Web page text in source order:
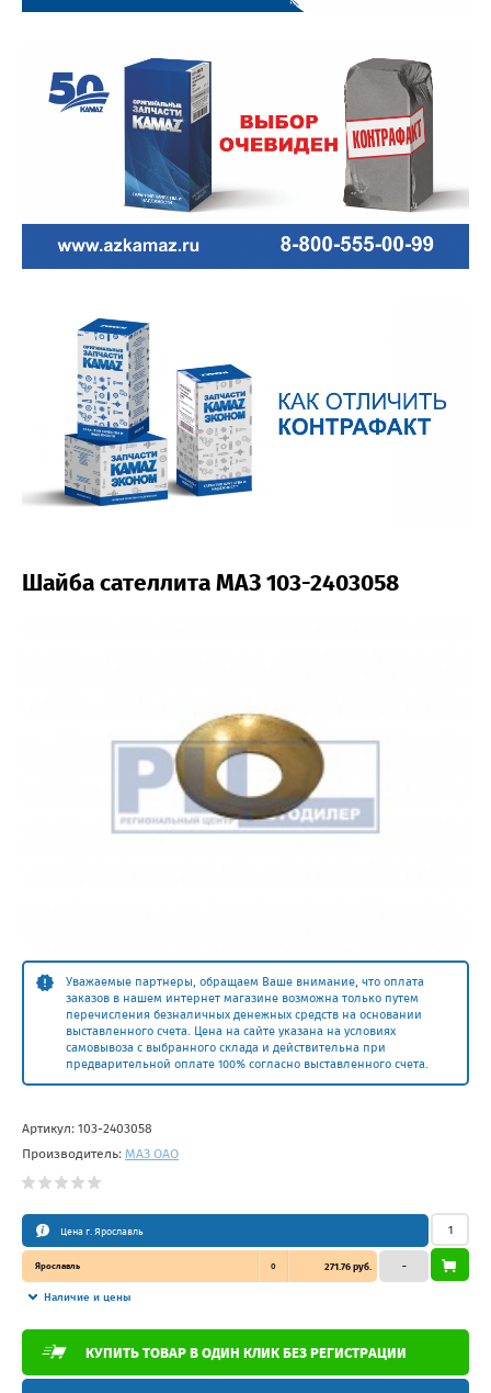
Шайба сателлита МАЗ 103-2403058
Уважаемые партнеры, обращаем Ваше внимание, что оплата
заказов в нашем интернет магазине возможна только путем
перечисления безналичных денежных средств на основании
выставленного счета. Цена на сайте указана на условиях
самовывоза с выбранного склада и действительна при
предварительной оплате 100% согласно выставленного счета.
Артикул: 103-2403058
Производитель: МАЗ ОАО
Цена г. Ярославль
Ярославль 0 271.76 руб.
Наличие и цены
–
КУПИТЬ ТОВАР В ОДИН КЛИК БЕЗ РЕГИСТРАЦИИ